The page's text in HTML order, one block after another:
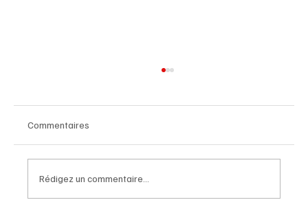
Commentaires
Rédigez un commentaire...